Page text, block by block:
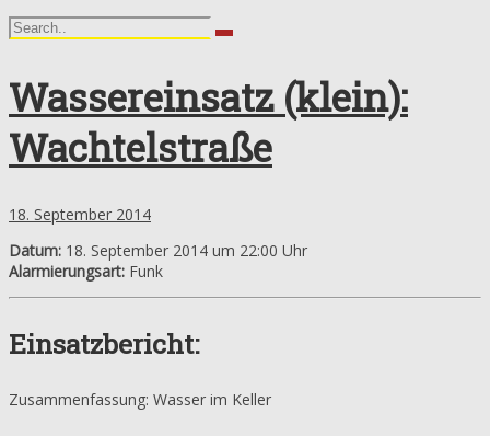
Wassereinsatz (klein):
Wachtelstraße
18. September 2014
Datum: 18. September 2014 um 22:00 Uhr
Alarmierungsart: Funk
Einsatzbericht:
Zusammenfassung: Wasser im Keller